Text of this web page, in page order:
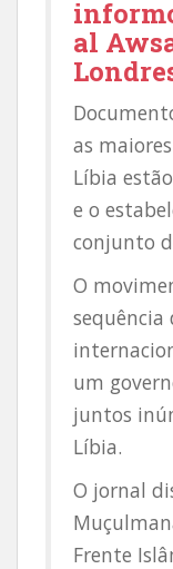
al
as
Líbia
e o
conjunto
O
sequência
um
juntos
Líbia.
O jornal
Frente